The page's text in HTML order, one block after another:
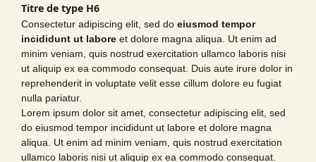
Titre de type H6
Consectetur adipiscing elit, sed do eiusmod tempor
incididunt ut labore et dolore magna aliqua. Ut enim ad
minim veniam, quis nostrud exercitation ullamco laboris nisi
ut aliquip ex ea commodo consequat. Duis aute irure dolor in
reprehenderit in voluptate velit esse cillum dolore eu fugiat
nulla pariatur.
Lorem ipsum dolor sit amet, consectetur adipiscing elit, sed
do eiusmod tempor incididunt ut labore et dolore magna
aliqua. Ut enim ad minim veniam, quis nostrud exercitation
ullamco laboris nisi ut aliquip ex ea commodo consequat.